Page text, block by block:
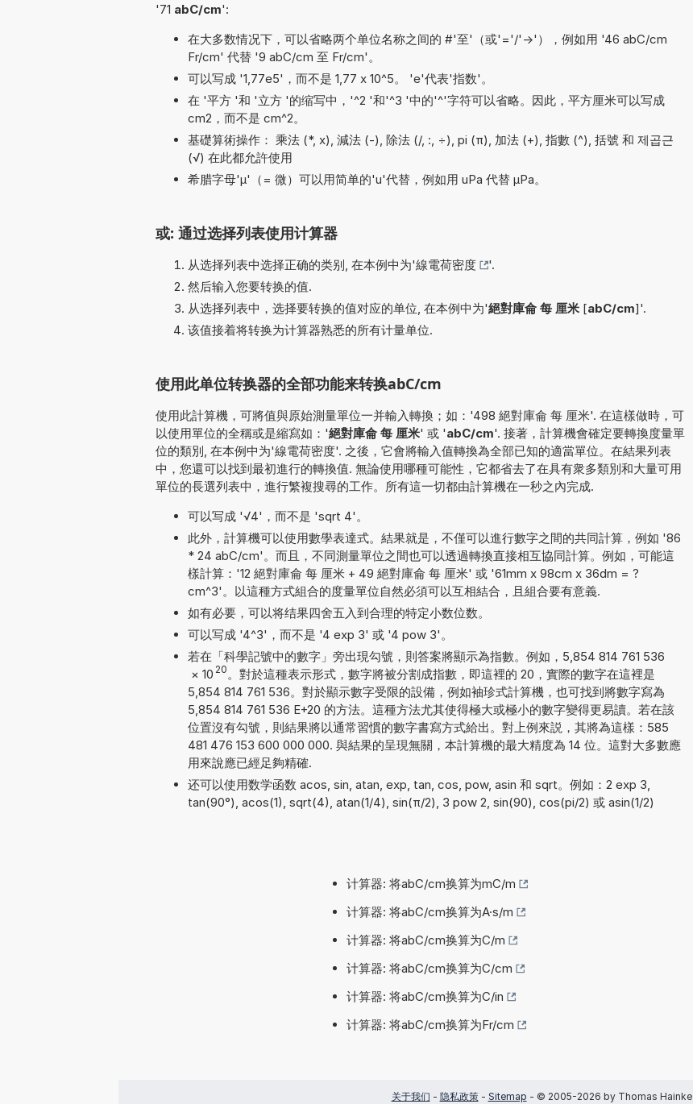
'71 abC/cm':
在大多数情况下，可以省略两个单位名称之间的 #'至'（或'='/'->'），例如用 '46 abC/cm
Fr/cm' 代替 '9 abC/cm 至 Fr/cm'。
可以写成 '1,77e5'，而不是 1,77 x 10^5。 'e'代表'指数'。
在 '平方 '和 '立方 '的缩写中，'^2 '和'^3 '中的'^'字符可以省略。因此，平方厘米可以写成
cm2，而不是 cm^2。
基礎算術操作： 乘法 (*, x), 減法 (-), 除法 (/, :, ÷), pi (π), 加法 (+), 指數 (^), 括號 和 제곱근
(√) 在此都允許使用
希腊字母'µ'（= 微）可以用简单的'u'代替，例如用 uPa 代替 µPa。
或: 通过选择列表使用计算器
从选择列表中选择正确的类别, 在本例中为'線電荷密度
'.
然后输入您要转换的值.
从选择列表中，选择要转换的值对应的单位, 在本例中为'絕對庫侖 每 厘米 [abC/cm]'.
该值接着将转换为计算器熟悉的所有计量单位.
使用此单位转换器的全部功能来转换abC/cm
使用此計算機，可將值與原始測量單位一并輸入轉換；如：'498 絕對庫侖 每 厘米'. 在這樣做時，可
以使用單位的全稱或是縮寫如：'絕對庫侖 每 厘米' 或 'abC/cm'. 接著，計算機會確定要轉換度量單
位的類別, 在本例中为'線電荷密度'. 之後，它會將輸入值轉換為全部已知的適當單位。在結果列表
中，您還可以找到最初進行的轉換值. 無論使用哪種可能性，它都省去了在具有衆多類別和大量可用
單位的長選列表中，進行繁複搜尋的工作。所有這一切都由計算機在一秒之內完成.
可以写成 '√4'，而不是 'sqrt 4'。
此外，計算機可以使用數學表達式。結果就是，不僅可以進行數字之間的共同計算，例如 '86
* 24 abC/cm'。而且，不同測量單位之間也可以透過轉換直接相互協同計算。例如，可能這
樣計算：'12 絕對庫侖 每 厘米 + 49 絕對庫侖 每 厘米' 或 '61mm x 98cm x 36dm = ?
cm^3'。以這種方式組合的度量單位自然必須可以互相結合，且組合要有意義.
如有必要，可以将结果四舍五入到合理的特定小数位数。
可以写成 '4^3'，而不是 '4 exp 3' 或 '4 pow 3'。
若在「科學記號中的數字」旁出現勾號，則答案將顯示為指數。例如，5,854 814 761 536
× 10 20 。對於這種表示形式，數字將被分割成指數，即這裡的 20，實際的數字在這裡是
5,854 814 761 536。對於顯示數字受限的設備，例如袖珍式計算機，也可找到將數字寫為
5,854 814 761 536 E+20 的方法。這種方法尤其使得極大或極小的數字變得更易讀。若在該
位置沒有勾號，則結果將以通常習慣的數字書寫方式給出。對上例來説，其將為這樣：585
481 476 153 600 000 000. 與結果的呈現無關，本計算機的最大精度為 14 位。這對大多數應
用來說應已經足夠精確.
还可以使用数学函数 acos, sin, atan, exp, tan, cos, pow, asin 和 sqrt。例如：2 exp 3,
tan(90°), acos(1), sqrt(4), atan(1/4), sin(π/2), 3 pow 2, sin(90), cos(pi/2) 或 asin(1/2)
计算器: 将abC/cm换算为mC/m
计算器: 将abC/cm换算为A·s/m
计算器: 将abC/cm换算为C/m
计算器: 将abC/cm换算为C/cm
计算器: 将abC/cm换算为C/in
计算器: 将abC/cm换算为Fr/cm
关于我们 - 隐私政策- Sitemap - © 2005-2026 by Thomas Hainke